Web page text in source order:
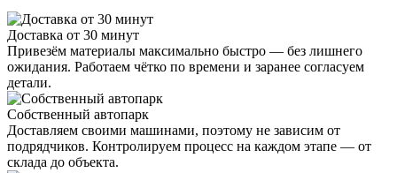
Доставка от 30 минут
Привезём материалы максимально быстро — без лишнего
ожидания. Работаем чётко по времени и заранее согласуем
детали.
Собственный автопарк
Доставляем своими машинами, поэтому не зависим от
подрядчиков. Контролируем процесс на каждом этапе — от
склада до объекта.